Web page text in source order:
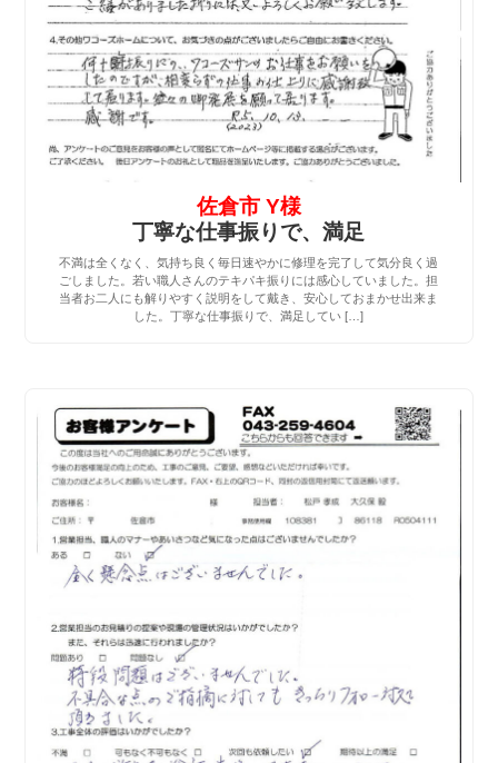
佐倉市 Y様
丁寧な仕事振りで、満足
不満は全くなく、気持ち良く毎日速やかに修理を完了して気分良く過
ごしました。若い職人さんのテキパキ振りには感心していました。担
当者お二人にも解りやすく説明をして戴き、安心しておまかせ出来ま
した。丁寧な仕事振りで、満足してい […]